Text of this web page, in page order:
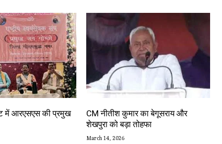
में आरएसएस की प्रमुख
CM नीतीश कुमार का बेगूसराय और
शेखपुरा को बड़ा तोहफा
March 14, 2026